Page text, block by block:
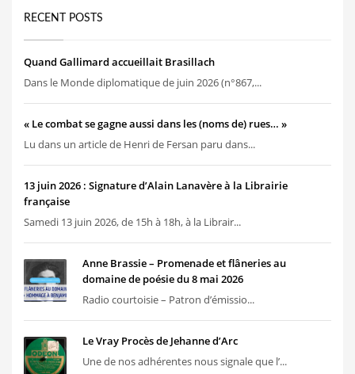
RECENT POSTS
Quand Gallimard accueillait Brasillach
Dans le Monde diplomatique de juin 2026 (n°867,...
« Le combat se gagne aussi dans les (noms de) rues… »
Lu dans un article de Henri de Fersan paru dans...
13 juin 2026 : Signature d’Alain Lanavère à la Librairie
française
Samedi 13 juin 2026, de 15h à 18h, à la Librair...
Anne Brassie – Promenade et flâneries au
domaine de poésie du 8 mai 2026
Radio courtoisie – Patron d’émissio...
Le Vray Procès de Jehanne d’Arc
Une de nos adhérentes nous signale que l’...